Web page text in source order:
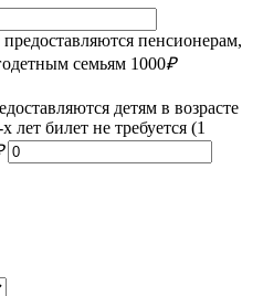
пенсионерам,
семьям 1000₽
детям в возрасте
лет билет не требуется (1